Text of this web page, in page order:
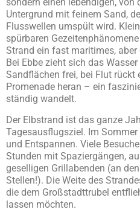
Untergrund mit feinem Sand,
Flusswellen umspült wird.
spürbaren
Strand ein fast maritimes, aber
Bei Ebbe zieht sich das
Sandflächen frei, bei Flut rückt
Promenade heran – ein
ständig wandelt.
Der Elbstrand ist das ganze
Tagesausflugsziel. Im
und Entspannen. Viele
Stunden mit Spaziergängen,
geselligen Grillabenden (an
Stellen!). Die Weite des
die dem Großstadttrubel
lassen möchten.